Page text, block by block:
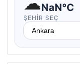
NaN°C
ŞEHIR SEÇ